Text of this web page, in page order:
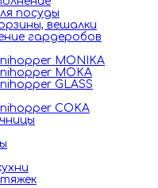
посуды
вешалки
гардеробов
MONIKA
MOKA
GLASS
COKA